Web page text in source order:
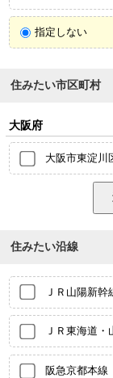
指定しない
住みたい市区町村
大阪府
大阪市東淀川
住みたい沿線
ＪＲ山陽新幹
ＪＲ東海道・
阪急京都本線